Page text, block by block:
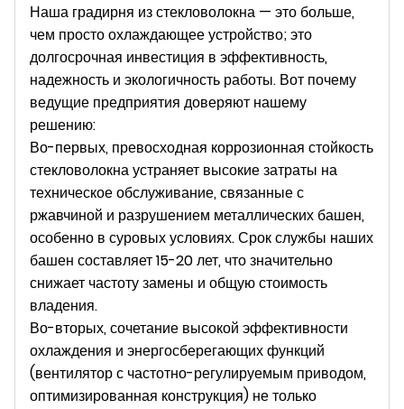
Наша градирня из стекловолокна — это больше,
чем просто охлаждающее устройство; это
долгосрочная инвестиция в эффективность,
надежность и экологичность работы. Вот почему
ведущие предприятия доверяют нашему
решению:
Во-первых, превосходная коррозионная стойкость
стекловолокна устраняет высокие затраты на
техническое обслуживание, связанные с
ржавчиной и разрушением металлических башен,
особенно в суровых условиях. Срок службы наших
башен составляет 15-20 лет, что значительно
снижает частоту замены и общую стоимость
владения.
Во-вторых, сочетание высокой эффективности
охлаждения и энергосберегающих функций
(вентилятор с частотно-регулируемым приводом,
оптимизированная конструкция) не только